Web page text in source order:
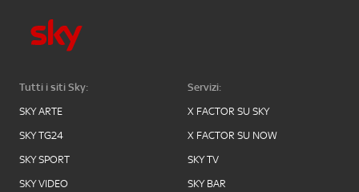
Tutti i siti Sky:
SKY ARTE
SKY TG24
SKY SPORT
SKY VIDEO
Servizi:
X FACTOR SU SKY
X FACTOR SU NOW
SKY TV
SKY BAR